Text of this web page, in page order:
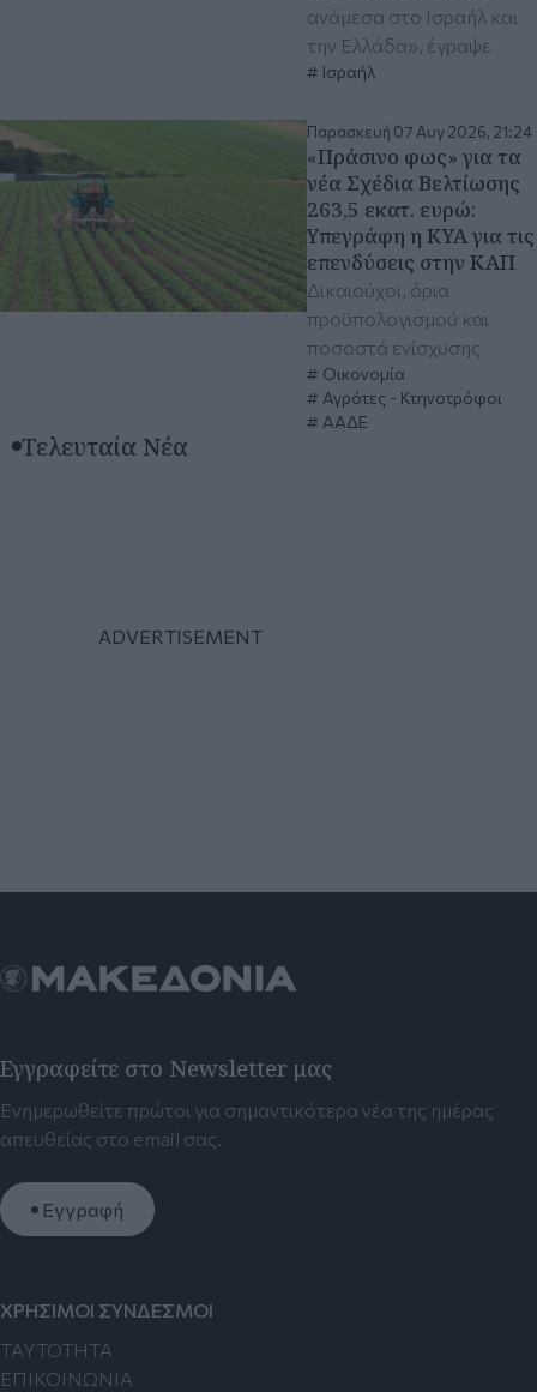
ανάμεσα στο Ισραήλ και
την Ελλάδα», έγραψε
Ισραήλ
Παρασκευή 07 Αυγ 2026, 21:24
«Πράσινο φως» για τα
νέα Σχέδια Βελτίωσης
263,5 εκατ. ευρώ:
Υπεγράφη η ΚΥΑ για τις
επενδύσεις στην ΚΑΠ
Δικαιούχοι, όρια
προϋπολογισμού και
ποσοστά ενίσχυσης
Οικονομία
Αγρότες - Κτηνοτρόφοι
ΑΑΔΕ
Τελευταία Νέα
Εγγραφείτε στο Newsletter μας
Ενημερωθείτε πρώτοι για σημαντικότερα νέα της ημέρας
απευθείας στο email σας.
Εγγραφή
ΧΡΗΣΙΜΟΙ ΣΥΝΔΕΣΜΟΙ
TAYTOTHTA
ΕΠΙΚΟΙΝΩΝΙΑ